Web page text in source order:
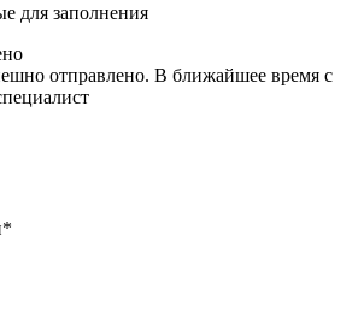
для заполнения
отправлено. В ближайшее время с
*